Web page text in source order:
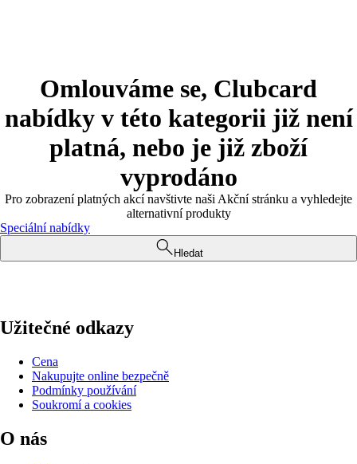
Omlouváme se, Clubcard
nabídky v této kategorii již není
platná, nebo je již zboží
vyprodáno
Pro zobrazení platných akcí navštivte naši Akční stránku a vyhledejte
alternativní produkty
Speciální nabídky
Hledat
Užitečné odkazy
Cena
Nakupujte online bezpečně
Podmínky používání
Soukromí a cookies
O nás